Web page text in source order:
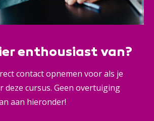
enthousiast van?
contact opnemen voor als je
deze cursus. Geen overtuiging
aan hieronder!